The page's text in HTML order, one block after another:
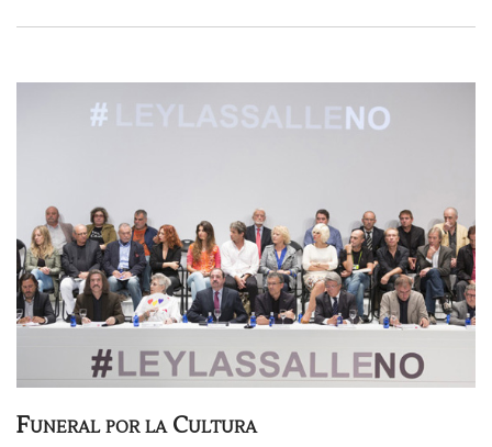
Funeral por la Cultura